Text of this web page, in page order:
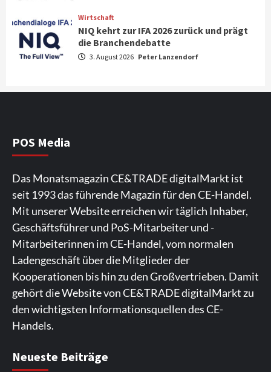
News aus dem Internet
Großer Bild-Vergleichstest 55-Zoll
Fernsehgeräte
5
6
CHERRY baut Vertriebsteam in
strategisch wichtigen Märkten aus
7
Smart Living Top Story
Verbraucher setzen immer mehr auf
Klimageräte und Ventilatoren
Wirtschaft
NIQ kehrt zur IFA 2026 zurück und prägt
die Branchendebatte
3. August 2026 Peter Lanzendorf
POS Media
Das Monatsmagazin CE&TRADE digitalMarkt ist
seit 1993 das führende Magazin für den CE-Handel.
Mit unserer Website erreichen wir täglich Inhaber,
Geschäftsführer und PoS-Mitarbeiter und -
Mitarbeiterinnen im CE-Handel, vom normalen
Ladengeschäft über die Mitglieder der
Kooperationen bis hin zu den Großvertrieben. Damit
gehört die Website von CE&TRADE digitalMarkt zu
den wichtigsten Informationsquellen des CE-
Handels.
Plattform bietet Casinospiele und verschiedene
komfortables Spielerlebnis. Die App ermöglicht
regelmäßig. Die Plattform bietet farbenfrohe
Die Gaming-Plattform bietet eine große Auswahl an
Spielautomaten. Die Benutzeroberfläche ist auf eine
Ein weiterer Ort, an dem man Spielautomaten
entdecken kann, ist. Die Seite legt den Schwerpunkt
Neueste Beiträge